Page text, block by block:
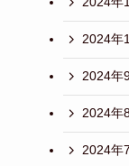
2024年
2024年
2024年
2024年